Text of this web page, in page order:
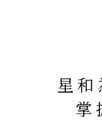
星
掌